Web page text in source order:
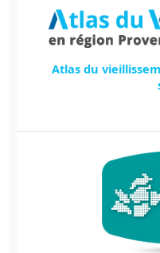
Atlas du